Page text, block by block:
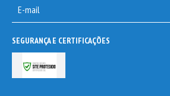
SEGURANÇA E CERTIFICAÇÕES